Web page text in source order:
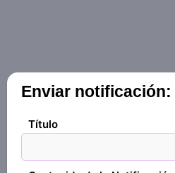
Enviar notificación:
Título